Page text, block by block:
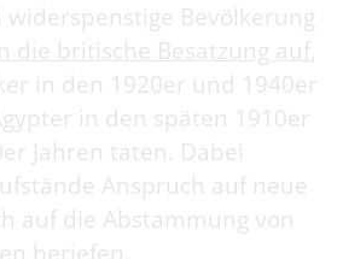
Bevölkerung
die britische Besatzung auf,
in den 1920er und 1940er
in den späten 1910er
Jahren taten. Dabei
Anspruch auf neue
auf die Abstammung von